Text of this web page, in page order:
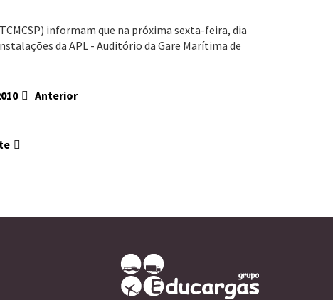
informam que na próxima sexta-feira, dia
da APL - Auditório da Gare Marítima de
Anterior